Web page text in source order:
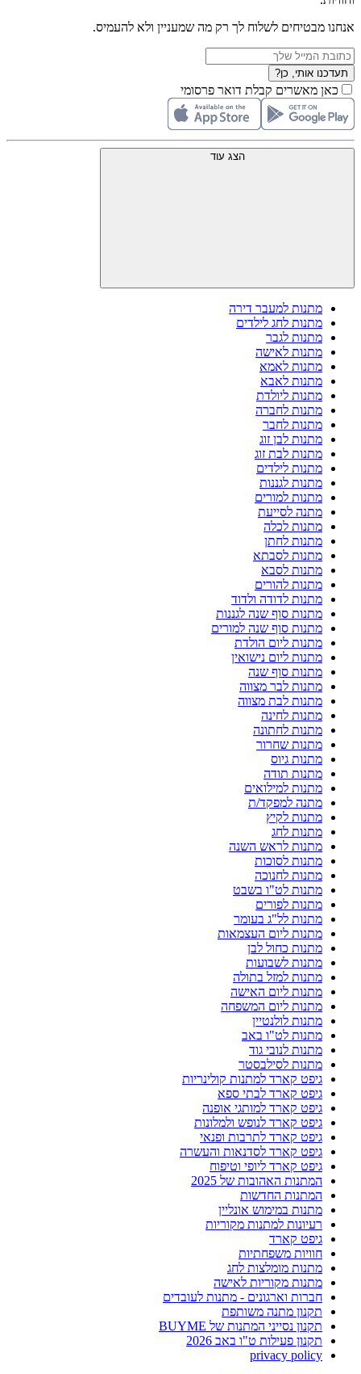
אנחנו מבטיחים לשלוח לך רק מה שמעניין ולא להעמיס.
תעדכנו אותי, כן?
כאן מאשרים קבלת דואר פרסומי
הצג עוד
מתנות למעבר דירה
מתנות לחג לילדים
מתנות לגבר
מתנות לאישה
מתנות לאמא
מתנות לאבא
מתנות ליולדת
מתנות לחברה
מתנות לחבר
מתנות לבן זוג
מתנות לבת זוג
מתנות לילדים
מתנות לגננות
מתנות למורים
מתנה לסייעת
מתנות לכלה
מתנות לחתן
מתנות לסבתא
מתנות לסבא
מתנות להורים
מתנות לדודה ולדוד
מתנות סוף שנה לגננות
מתנות סוף שנה למורים
מתנות ליום הולדת
מתנות ליום נישואין
מתנות סוף שנה
מתנות לבר מצווה
מתנות לבת מצווה
מתנות לחינה
מתנות לחתונה
מתנות שחרור
מתנות גיוס
מתנות תודה
מתנות למילואים
מתנה למפקד/ת
מתנות לקיץ
מתנות לחג
מתנות לראש השנה
מתנות לסוכות
מתנות לחנוכה
מתנות לט"ו בשבט
מתנות לפורים
מתנות לל"ג בעומר
מתנות ליום העצמאות
מתנות כחול לבן
מתנות לשבועות
מתנות למזל בתולה
מתנות ליום האישה
מתנות ליום המשפחה
מתנות לולנטיין
מתנות לט"ו באב
מתנות לנובי גוד
מתנות לסילבסטר
גיפט קארד למתנות קולינריות
גיפט קארד לבתי ספא
גיפט קארד למותגי אופנה
גיפט קארד לנופש ולמלונות
גיפט קארד לתרבות ופנאי
גיפט קארד לסדנאות והעשרה
גיפט קארד ליופי וטיפוח
המתנות האהובות של 2025
המתנות החדשות
מתנות במימוש אונליין
רעיונות למתנות מקוריות
גיפט קארד
חוויות משפחתיות
מתנות מומלצות לחג
מתנות מקוריות לאישה
חברות וארגונים - מתנות לעובדים
תקנון מתנה משותפת
תקנון נסייני המתנות של BUYME
תקנון פעילות ט"ו באב 2026
privacy policy